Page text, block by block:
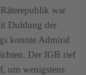
war
Duldung der
konnte Admiral
Der IGB rief
um wenigstens